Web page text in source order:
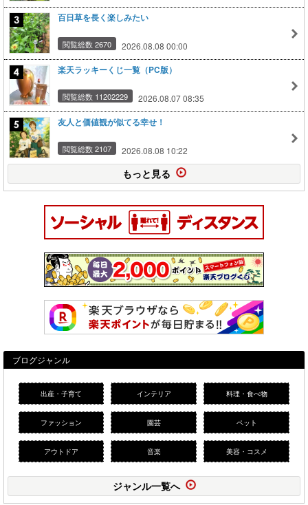
百日草を長く楽しみたい
閲覧総数 2670 2026.08.08 00:00
楽天ラッキーくじ一覧（PC版）
閲覧総数 11202229 2026.08.07 08:35
友人と価値観が似てる幸せ！
閲覧総数 2107 2026.08.08 10:22
もっと見る
ブログジャンル
出産・子育て インテリア 料理・食べ物
ファッション 園芸 ペット
アウトドア 音楽 美容・コスメ
ジャンル一覧へ